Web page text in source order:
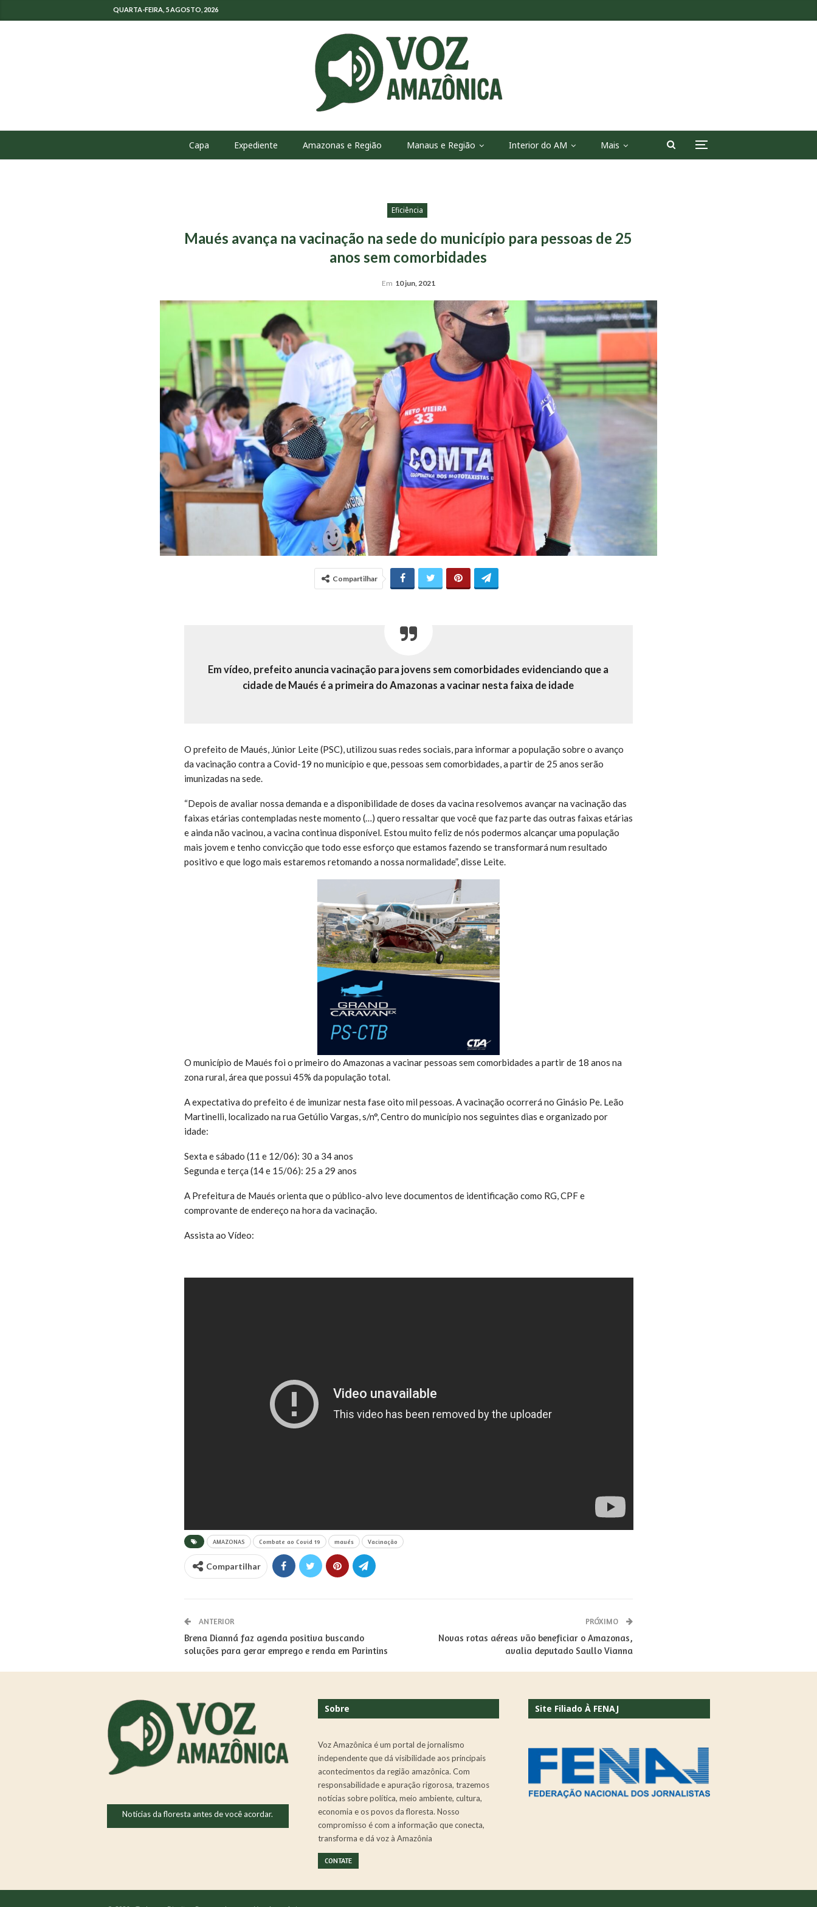
QUARTA-FEIRA, 5 AGOSTO, 2026
Capa Expediente Amazonas e Região Manaus e Região Interior do AM Mais
Eficiência
Maués avança na vacinação na sede do município para pessoas de 25
anos sem comorbidades
Em 10 jun, 2021
Compartilhar
Em vídeo, prefeito anuncia vacinação para jovens sem comorbidades evidenciando que a
cidade de Maués é a primeira do Amazonas a vacinar nesta faixa de idade
O prefeito de Maués, Júnior Leite (PSC), utilizou suas redes sociais, para informar a população sobre o avanço
da vacinação contra a Covid-19 no município e que, pessoas sem comorbidades, a partir de 25 anos serão
imunizadas na sede.
“Depois de avaliar nossa demanda e a disponibilidade de doses da vacina resolvemos avançar na vacinação das
faixas etárias contempladas neste momento (…) quero ressaltar que você que faz parte das outras faixas etárias
e ainda não vacinou, a vacina continua disponível. Estou muito feliz de nós podermos alcançar uma população
mais jovem e tenho convicção que todo esse esforço que estamos fazendo se transformará num resultado
positivo e que logo mais estaremos retomando a nossa normalidade”, disse Leite.
O município de Maués foi o primeiro do Amazonas a vacinar pessoas sem comorbidades a partir de 18 anos na
zona rural, área que possui 45% da população total.
A expectativa do prefeito é de imunizar nesta fase oito mil pessoas. A vacinação ocorrerá no Ginásio Pe. Leão
Martinelli, localizado na rua Getúlio Vargas, s/n°, Centro do município nos seguintes dias e organizado por
idade:
Sexta e sábado (11 e 12/06): 30 a 34 anos
Segunda e terça (14 e 15/06): 25 a 29 anos
A Prefeitura de Maués orienta que o público-alvo leve documentos de identificação como RG, CPF e
comprovante de endereço na hora da vacinação.
Assista ao Vídeo:
AMAZONAS Combate ao Covid 19 maués Vacinação
Compartilhar
ANTERIOR
Brena Dianná faz agenda positiva buscando
soluções para gerar emprego e renda em Parintins
PRÓXIMO
Novas rotas aéreas vão beneficiar o Amazonas,
avalia deputado Saullo Vianna
Notícias da floresta antes de você acordar.
Sobre
Voz Amazônica é um portal de jornalismo
independente que dá visibilidade aos principais
acontecimentos da região amazônica. Com
responsabilidade e apuração rigorosa, trazemos
notícias sobre política, meio ambiente, cultura,
economia e os povos da floresta. Nosso
compromisso é com a informação que conecta,
transforma e dá voz à Amazônia
CONTATE
Site Filiado À FENAJ